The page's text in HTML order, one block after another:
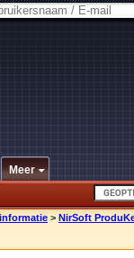
Meer
> NirSoft